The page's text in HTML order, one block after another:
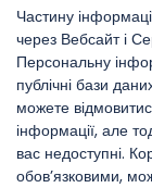
Частину
через Вебсайт і
Персональну
публічні бази
можете
інформації, але
вас недоступні.
обов’язковими,